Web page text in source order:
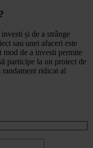
și de a strânge
sau unei afaceri este
mod de a investi permite
participe la un proiect de
ridicat al